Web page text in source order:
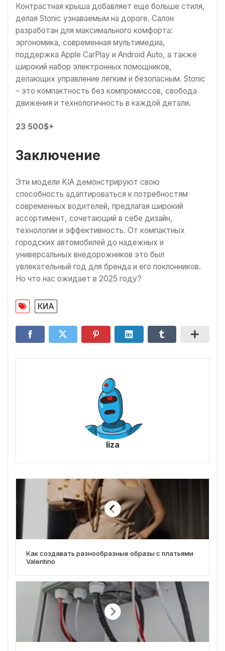
Контрастная крыша добавляет еще больше стиля,
делая Stonic узнаваемым на дороге. Салон
разработан для максимального комфорта:
эргономика, современная мультимедиа,
поддержка Apple CarPlay и Android Auto, а также
широкий набор электронных помощников,
делающих управление легким и безопасным. Stonic
– это компактность без компромиссов, свобода
движения и технологичность в каждой детали.
23 500$+
Заключение
Эти модели KIA демонстрируют свою
способность адаптироваться к потребностям
современных водителей, предлагая широкий
ассортимент, сочетающий в себе дизайн,
технологии и эффективность. От компактных
городских автомобилей до надежных и
универсальных внедорожников это был
увлекательный год для бренда и его поклонников.
Но что нас ожидает в 2025 году?
КИА
liza
Как создавать разнообразные образы с платьями
Valentino